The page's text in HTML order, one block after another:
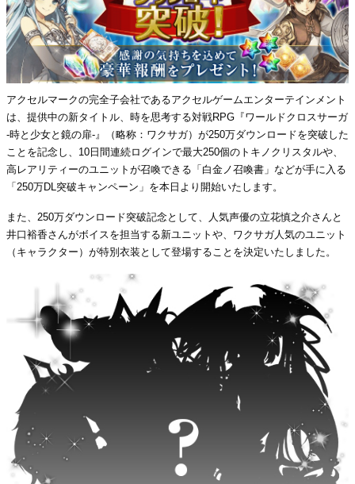
アクセルマークの完全子会社であるアクセルゲームエンターテインメント
は、提供中の新タイトル、時を思考する対戦RPG『ワールドクロスサーガ
-時と少女と鏡の扉-』（略称：ワクサガ）が250万ダウンロードを突破した
ことを記念し、10日間連続ログインで最大250個のトキノクリスタルや、
高レアリティーのユニットが召喚できる「白金ノ召喚書」などが手に入る
「250万DL突破キャンペーン」を本日より開始いたします。
また、250万ダウンロード突破記念として、人気声優の立花慎之介さんと
井口裕香さんがボイスを担当する新ユニットや、ワクサガ人気のユニット
（キャラクター）が特別衣装として登場することを決定いたしました。